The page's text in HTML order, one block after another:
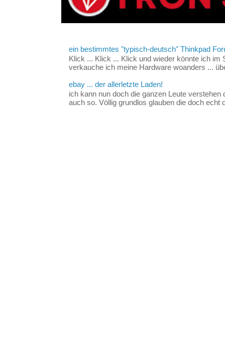
ein bestimmtes "typisch-deutsch" Thinkpad
Klick ... Klick ... Klick und wieder könnte ich im
verkauche ich meine Hardware woanders ...
ebay ... der allerletzte Laden!
ich kann nun doch die ganzen Leute
auch so. Völlig grundlos glauben die doch echt